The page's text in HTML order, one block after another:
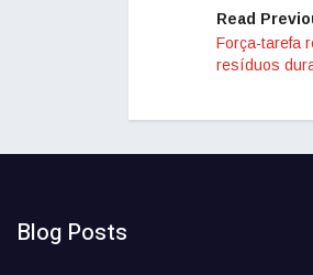
Read
Força-tarefa
resíduos
Blog Posts